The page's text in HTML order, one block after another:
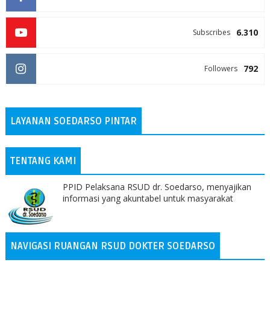
6.310
Subscribes
792
Followers
LAYANAN SOEDARSO PINTAR
TENTANG KAMI
PPID Pelaksana RSUD dr. Soedarso, menyajikan
informasi yang akuntabel untuk masyarakat
NAVIGASI RUANGAN RSUD DOKTER SOEDARSO